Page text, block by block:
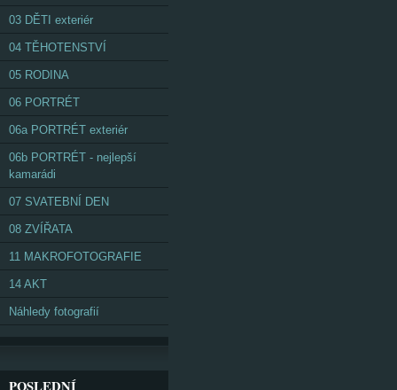
03 DĚTI exteriér
04 TĚHOTENSTVÍ
05 RODINA
06 PORTRÉT
06a PORTRÉT exteriér
06b PORTRÉT - nejlepší
kamarádi
07 SVATEBNÍ DEN
08 ZVÍŘATA
11 MAKROFOTOGRAFIE
14 AKT
Náhledy fotografií
POSLEDNÍ